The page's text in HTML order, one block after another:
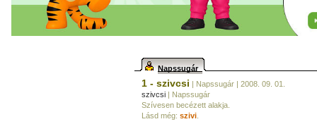
Napssugár
1 - szivcsi | Napssugár | 2008. 09. 01.
szivcsi | Napssugár
Szívesen becézett alakja.
Lásd még: szivi